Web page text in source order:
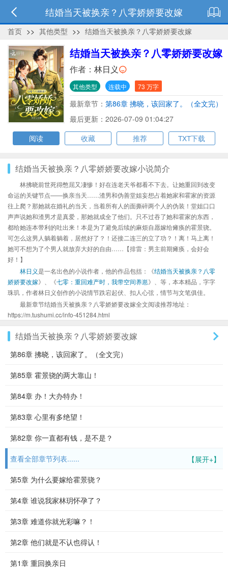
结婚当天被换亲？八零娇娇要改嫁
首页 >> 其他类型 >> 结婚当天被换亲？八零娇娇要改嫁
结婚当天被换亲？八零娇娇要改嫁
作者： 林日义
其他类型 连载中 73 万字
最新章节： 第86章 拂晓，该回家了。（全文完）
最后更新：2026-07-09 01:04:27
阅读
收藏 推荐 TXT下载
结婚当天被换亲？八零娇娇要改嫁小说简介
林拂晓前世死得憋屈又凄惨！好在连老天爷都看不下去。让她重回到改变
命运的关键节点——换亲当天……渣男和伪善堂姐妄想占着她家和霍家的资源
往上爬？那她就在婚礼的当天，当着所有人的面撕碎两个人的伪装！堂姐口口
声声说她和渣男才是真爱，那她就成全了他们。只不过吞了她和霍家的东西，
都给她连本带利的吐出来！本是为了避免后续的麻烦自愿嫁给瘫痪的霍景骁。
可怎么这男人躺着躺着，居然好了？！还接二连三的立了功？！离！马上离！
她可不想为了个男人就放弃大好的自由……【排雷：男主前期瘫痪，会好会
好！】
林日义是一名出色的小说作者，他的作品包括：《结婚当天被换亲？八零
娇娇要改嫁》、《七零：重回难产时，我带空间养崽》、等，本本精品，字字
珠玑，作者林日义创作的小说情节跌宕起伏、扣人心弦，情节与文笔俱佳。
最新章节结婚当天被换亲？八零娇娇要改嫁全文阅读推荐地址：
https://m.tushumi.cc/info-451284.html
结婚当天被换亲？八零娇娇要改嫁
第86章 拂晓，该回家了。（全文完）
第85章 霍景骁的两大靠山！
第84章 办！大办特办！
第83章 心里有多绝望！
第82章 你一直都有钱，是不是？
【展开+】
查看全部章节列表......
第5章 为什么要嫁给霍景骁？
第4章 谁说我家林玥怀孕了？
第3章 难道你就光彩嘛？！
第2章 他们就是不认也得认！
第1章 重回换亲日